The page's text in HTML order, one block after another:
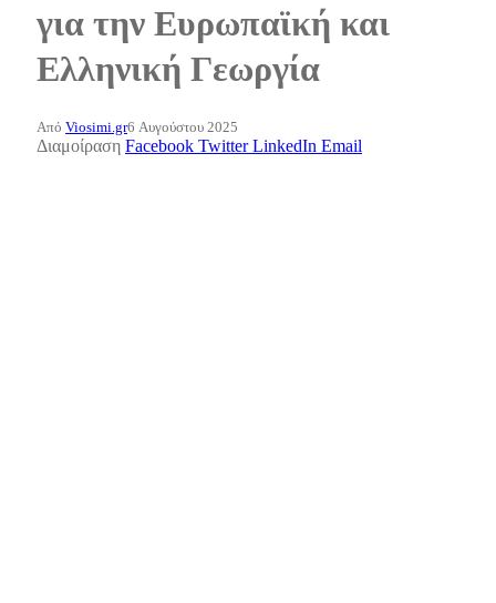
για την Ευρωπαϊκή και
Ελληνική Γεωργία
Από Viosimi.gr6 Αυγούστου 2025
Διαμοίραση Facebook Twitter LinkedIn Email